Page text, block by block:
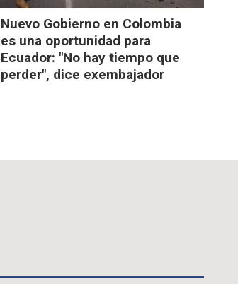
Nuevo Gobierno en Colombia
es una oportunidad para
Ecuador: "No hay tiempo que
perder", dice exembajador